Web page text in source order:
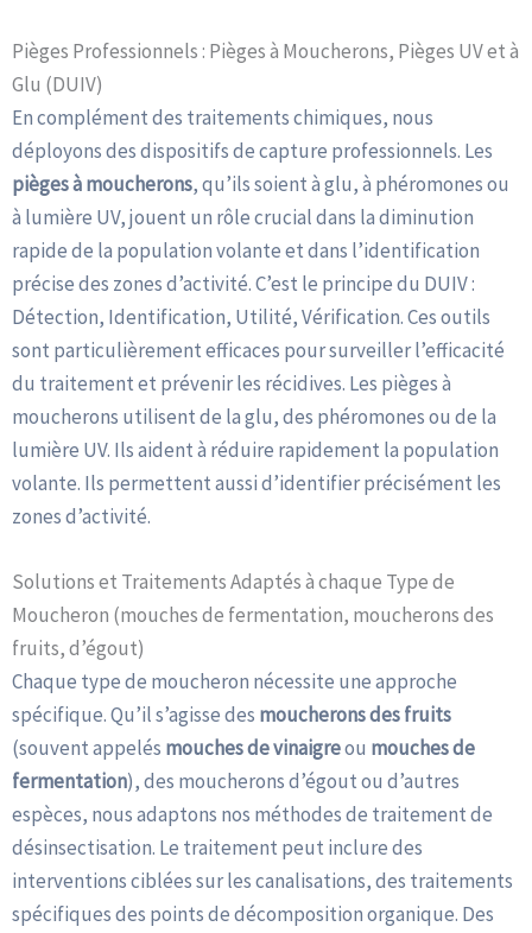
Pièges Professionnels : Pièges à Moucherons, Pièges UV et à
Glu (DUIV)
En complément des traitements chimiques, nous
déployons des dispositifs de capture professionnels. Les
pièges à moucherons, qu’ils soient à glu, à phéromones ou
à lumière UV, jouent un rôle crucial dans la diminution
rapide de la population volante et dans l’identification
précise des zones d’activité. C’est le principe du DUIV :
Détection, Identification, Utilité, Vérification. Ces outils
sont particulièrement efficaces pour surveiller l’efficacité
du traitement et prévenir les récidives. Les pièges à
moucherons utilisent de la glu, des phéromones ou de la
lumière UV. Ils aident à réduire rapidement la population
volante. Ils permettent aussi d’identifier précisément les
zones d’activité.
Solutions et Traitements Adaptés à chaque Type de
Moucheron (mouches de fermentation, moucherons des
fruits, d’égout)
Chaque type de moucheron nécessite une approche
spécifique. Qu’il s’agisse des moucherons des fruits
(souvent appelés mouches de vinaigreou mouches de
fermentation), des moucherons d’égout ou d’autres
espèces, nous adaptons nos méthodes de traitement de
désinsectisation. Le traitement peut inclure des
interventions ciblées sur les canalisations, des traitements
spécifiques des points de décomposition organique. Des